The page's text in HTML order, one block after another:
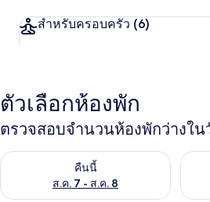
สำหรับครอบครัว (6)
ตัวเลือกห้องพัก
ตรวจสอบจำนวนห้องพักว่างใ
คืนนี้
ส.ค. 7 - ส.ค. 8
ตรวจสอบจำนวนห้องพักว่างในคืนนี้ ส.ค
ตรว